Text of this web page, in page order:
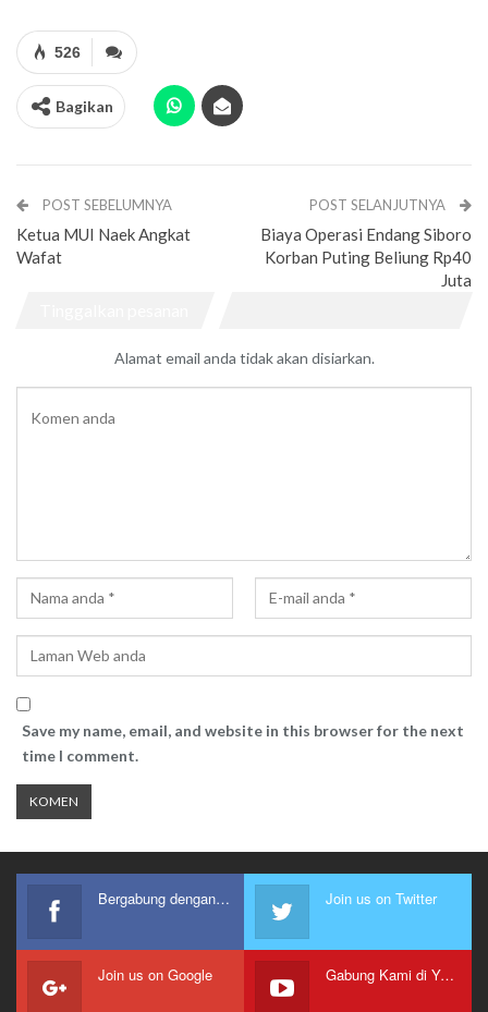
526
Bagikan
POST SEBELUMNYA
Ketua MUI Naek Angkat
Wafat
POST SELANJUTNYA
Biaya Operasi Endang Siboro
Korban Puting Beliung Rp40
Juta
Alamat email anda tidak akan disiarkan.
Save my name, email, and website in this browser for the next
time I comment.
Bergabung dengan kami Join us on Twitter
Join us on Google Gabung Kami di Youtube